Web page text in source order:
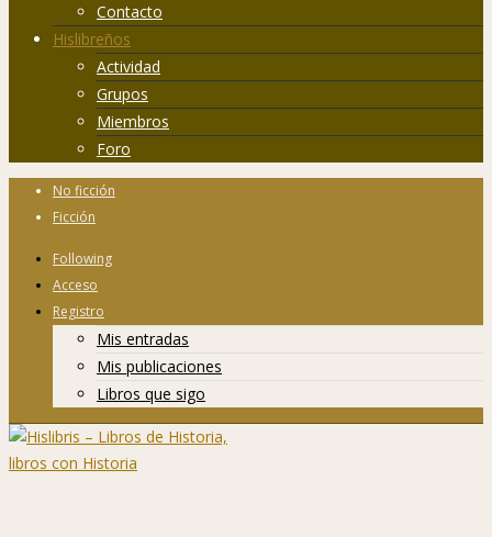
Contacto
Hislibreños
Actividad
Grupos
Miembros
Foro
No ficción
Ficción
Following
Acceso
Registro
Mis entradas
Mis publicaciones
Libros que sigo